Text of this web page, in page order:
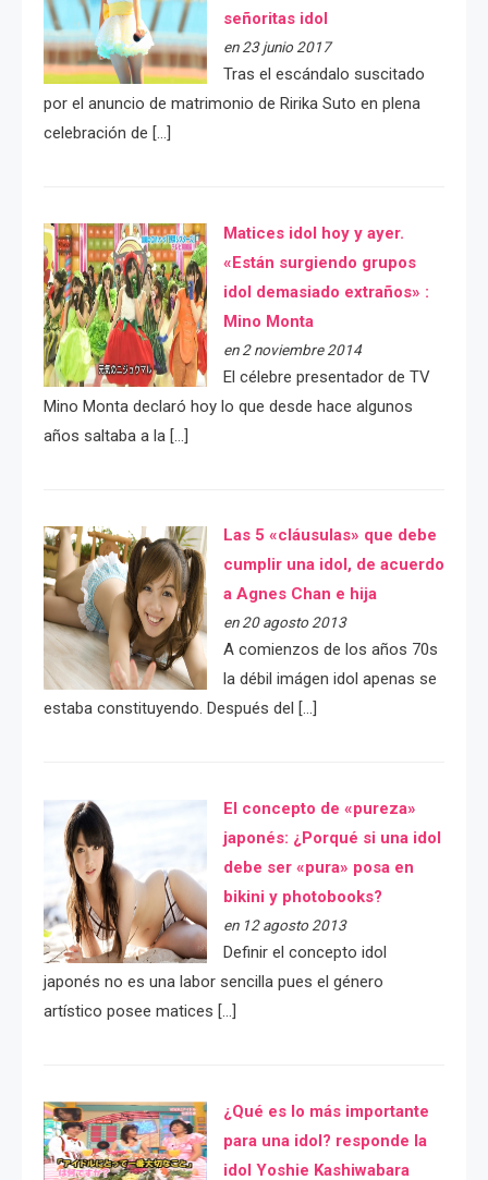
señoritas idol
en 23 junio 2017
Tras el escándalo suscitado
por el anuncio de matrimonio de Ririka Suto en plena
celebración de […]
Matices idol hoy y ayer.
«Están surgiendo grupos
idol demasiado extraños» :
Mino Monta
en 2 noviembre 2014
El célebre presentador de TV
Mino Monta declaró hoy lo que desde hace algunos
años saltaba a la […]
Las 5 «cláusulas» que debe
cumplir una idol, de acuerdo
a Agnes Chan e hija
en 20 agosto 2013
A comienzos de los años 70s
la débil imágen idol apenas se
estaba constituyendo. Después del […]
El concepto de «pureza»
japonés: ¿Porqué si una idol
debe ser «pura» posa en
bikini y photobooks?
en 12 agosto 2013
Definir el concepto idol
japonés no es una labor sencilla pues el género
artístico posee matices […]
¿Qué es lo más importante
para una idol? responde la
idol Yoshie Kashiwabara